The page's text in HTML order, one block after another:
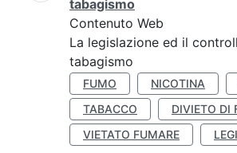
tabagismo
Contenuto Web
La legislazione ed il
tabagismo
FUMO NICOTINA
TABACCO
DIVIETO DI
VIETATO FUMARE